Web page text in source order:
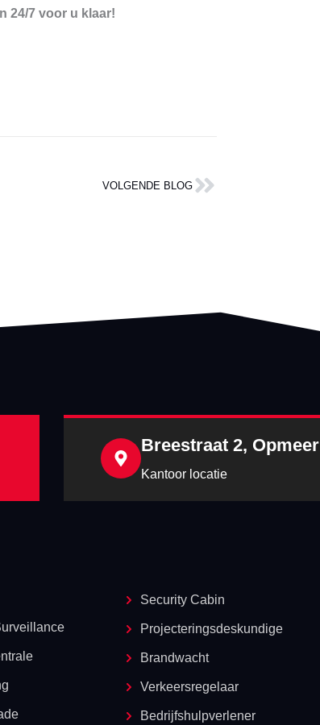
24/7 voor u klaar!
VOLGENDE BLOGVolgende
Breestraat 2, Opmeer
Kantoor locatie
Security Cabin
Projecteringsdeskundige
Brandwacht
Verkeersregelaar
Bedrijfshulpverlener